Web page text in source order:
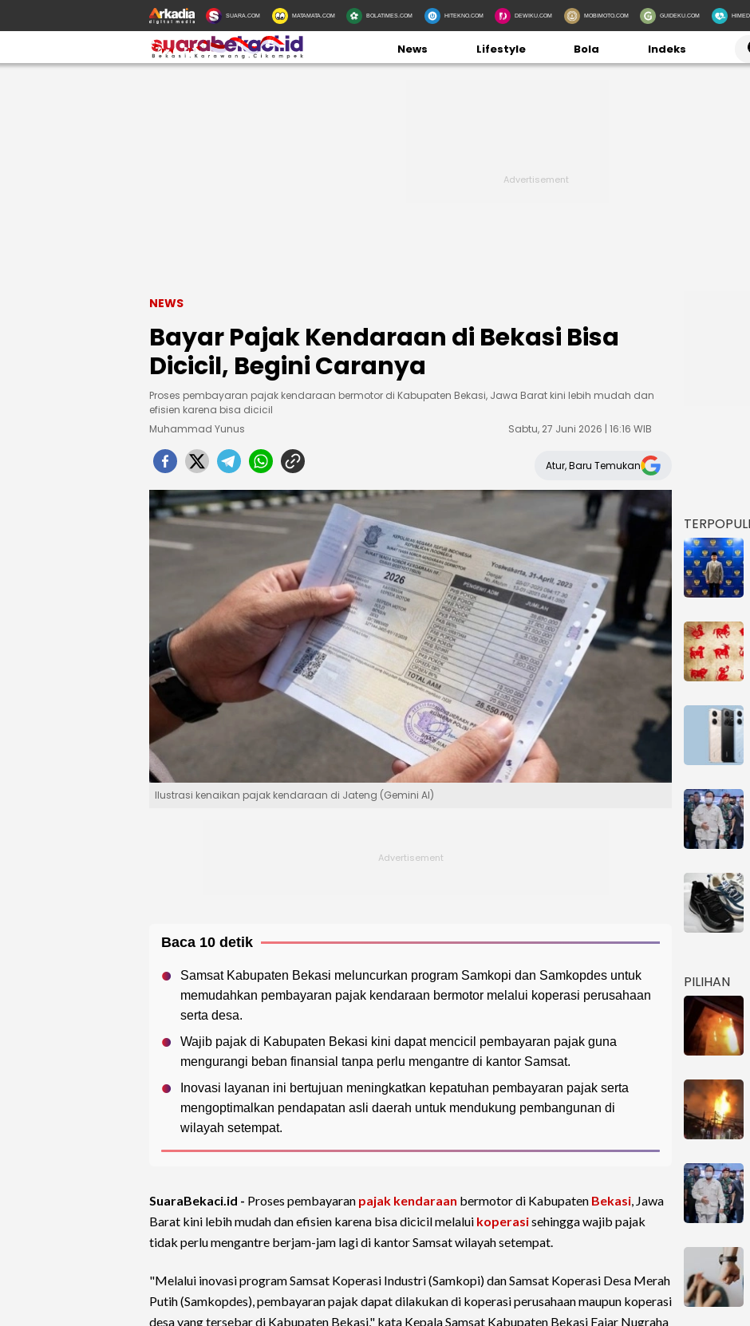
SUARA.COM MATAMATA.COM BOLATIMES.COM HITEKNO.COM DEWIKU.COM MOBIMOTO.COM GUIDEKU.COM
News Lifestyle Bola Indeks
NEWS
Bayar Pajak Kendaraan di Bekasi Bisa
Dicicil, Begini Caranya
Proses pembayaran pajak kendaraan bermotor di Kabupaten Bekasi, Jawa Barat kini lebih mudah dan
efisien karena bisa dicicil
Muhammad Yunus
Sabtu, 27 Juni 2026 | 16:16 WIB
Atur, Baru Temukan
Ilustrasi kenaikan pajak kendaraan di Jateng (Gemini AI)
Baca 10 detik
Samsat Kabupaten Bekasi meluncurkan program Samkopi dan Samkopdes untuk
memudahkan pembayaran pajak kendaraan bermotor melalui koperasi perusahaan
serta desa.
Wajib pajak di Kabupaten Bekasi kini dapat mencicil pembayaran pajak guna
mengurangi beban finansial tanpa perlu mengantre di kantor Samsat.
Inovasi layanan ini bertujuan meningkatkan kepatuhan pembayaran pajak serta
mengoptimalkan pendapatan asli daerah untuk mendukung pembangunan di
wilayah setempat.
SuaraBekaci.id - Proses pembayaran pajak kendaraan bermotor di Kabupaten Bekasi, Jawa
Barat kini lebih mudah dan efisien karena bisa dicicil melalui koperasisehingga wajib pajak
tidak perlu mengantre berjam-jam lagi di kantor Samsat wilayah setempat.
"Melalui inovasi program Samsat Koperasi Industri (Samkopi) dan Samsat Koperasi Desa Merah
Putih (Samkopdes), pembayaran pajak dapat dilakukan di koperasi perusahaan maupun koperasi
desa yang tersebar di Kabupaten Bekasi," kata Kepala Samsat Kabupaten Bekasi Fajar Nugraha
PILIHAN